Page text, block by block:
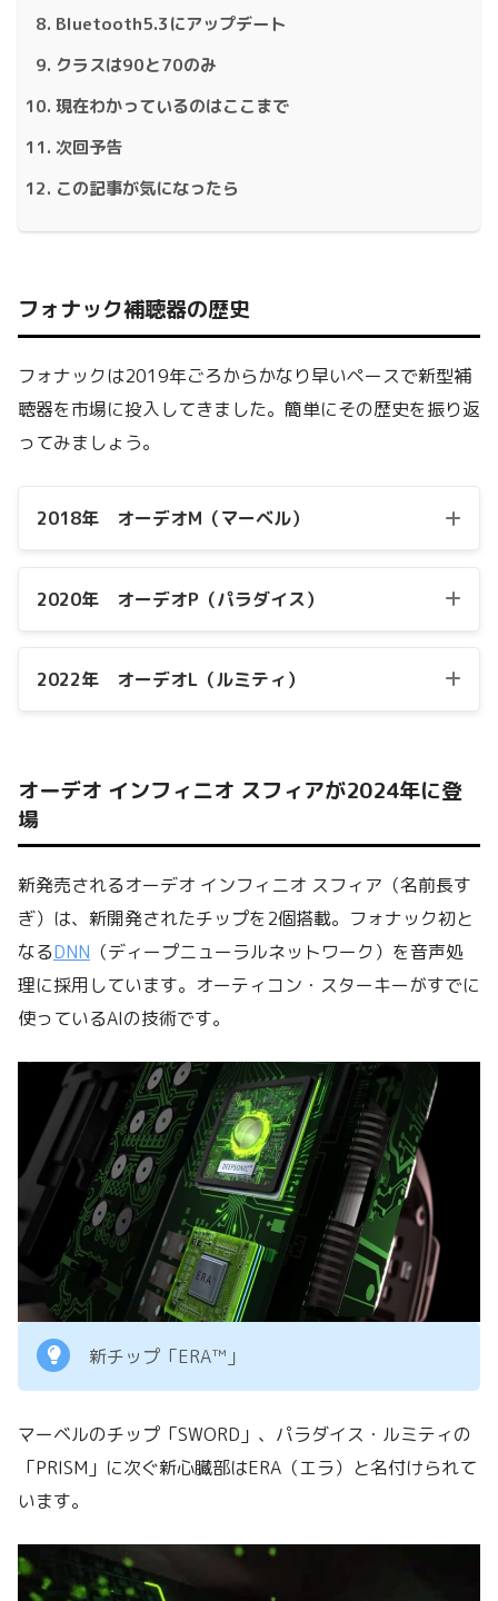
Bluetooth5.3にアップデート
クラスは90と70のみ
現在わかっているのはここまで
次回予告
この記事が気になったら
フォナック補聴器の歴史
フォナックは2019年ごろからかなり早いペースで新型補
聴器を市場に投入してきました。簡単にその歴史を振り返
ってみましょう。
2018年 オーデオM（マーベル）
2020年 オーデオP（パラダイス）
2022年 オーデオL（ルミティ）
オーデオ インフィニオ スフィアが2024年に登
場
新発売されるオーデオ インフィニオ スフィア（名前長す
ぎ）は、新開発されたチップを2個搭載。フォナック初と
なるDNN （ディープニューラルネットワーク）を音声処
理に採用しています。オーティコン・スターキーがすでに
使っているAIの技術です。
新チップ「ERA™」
マーベルのチップ「SWORD」、パラダイス・ルミティの
「PRISM」に次ぐ新心臓部はERA（エラ）と名付けられて
います。